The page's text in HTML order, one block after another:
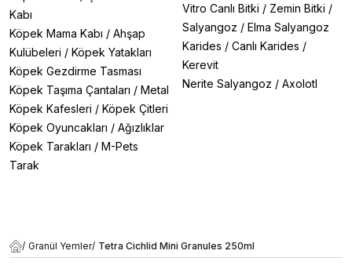
Kabı
Köpek Mama Kabı / Ahşap
Kulübeleri / Köpek Yatakları
Köpek Gezdirme Tasması
Köpek Taşıma Çantaları / Metal
Köpek Kafesleri / Köpek Çitleri
Köpek Oyuncakları / Ağızlıklar
Köpek Tarakları / M-Pets
Tarak
Vitro Canlı Bitki / Zemin Bitki /
Salyangoz / Elma Salyangoz
Karides / Canlı Karides /
Kerevit
Nerite Salyangoz / Axolotl
/ Granül Yemler/ Tetra Cichlid Mini Granules 250ml